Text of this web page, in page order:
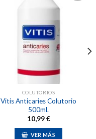
COLUTORIOS
Vitis Anticaries Colutorio
500ml.
10,99€
VER MÁS